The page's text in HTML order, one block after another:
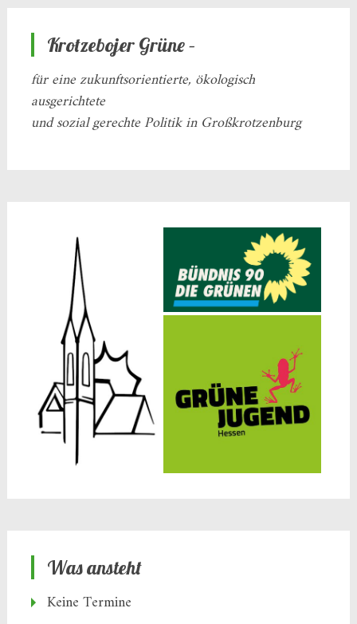
Krotzebojer Grüne –
für eine zukunftsorientierte, ökologisch
ausgerichtete
und sozial gerechte Politik in Großkrotzenburg
Was ansteht
Keine Termine